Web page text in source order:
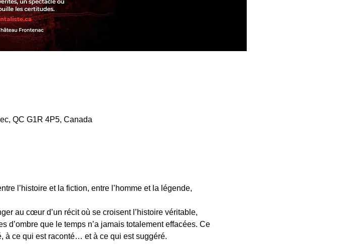
QC G1R 4P5, Canada
l’histoire et la fiction, entre l’homme et la légende,
au cœur d’un récit où se croisent l’histoire véritable,
d’ombre que le temps n’a jamais totalement effacées. Ce
à ce qui est raconté… et à ce qui est suggéré.